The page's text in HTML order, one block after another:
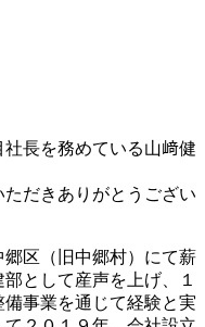
長を務めている山﨑健
だきありがとうござい
区（旧中郷村）にて薪
として産声を上げ、１
事業を通じて経験と実